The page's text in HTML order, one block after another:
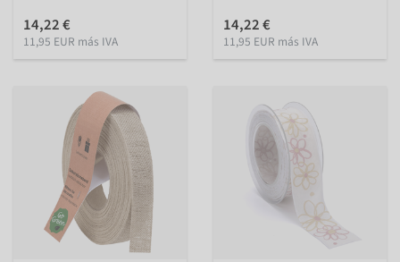
14,22 €
11,95 EUR más IVA
14,22 €
11,95 EUR más IVA